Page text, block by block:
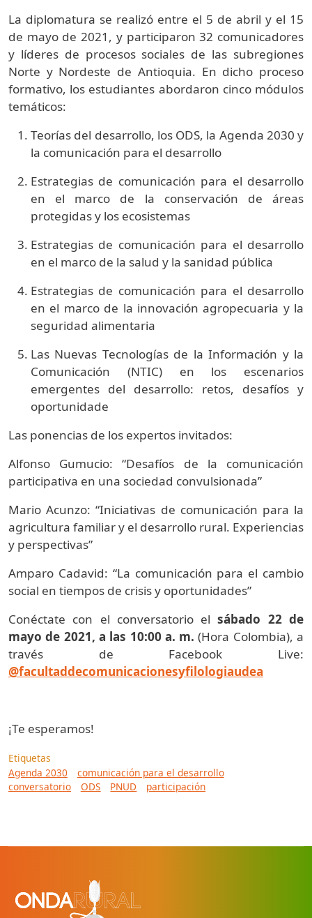
La diplomatura se realizó entre el 5 de abril y el 15
de mayo de 2021, y participaron 32 comunicadores
y líderes de procesos sociales de las subregiones
Norte y Nordeste de Antioquia. En dicho proceso
formativo, los estudiantes abordaron cinco módulos
temáticos:
Teorías del desarrollo, los ODS, la Agenda 2030 y
la comunicación para el desarrollo
Estrategias de comunicación para el desarrollo
en el marco de la conservación de áreas
protegidas y los ecosistemas
Estrategias de comunicación para el desarrollo
en el marco de la salud y la sanidad pública
Estrategias de comunicación para el desarrollo
en el marco de la innovación agropecuaria y la
seguridad alimentaria
Las Nuevas Tecnologías de la Información y la
Comunicación (NTIC) en los escenarios
emergentes del desarrollo: retos, desafíos y
oportunidade
Las ponencias de los expertos invitados:
Alfonso Gumucio: “Desafíos de la comunicación
participativa en una sociedad convulsionada”
Mario Acunzo: “Iniciativas de comunicación para la
agricultura familiar y el desarrollo rural. Experiencias
y perspectivas”
Amparo Cadavid: “La comunicación para el cambio
social en tiempos de crisis y oportunidades”
Conéctate con el conversatorio elsábado 22 de
mayo de 2021, a las 10:00 a. m.(Hora Colombia), a
través de Facebook Live:
@facultaddecomunicacionesyfilologiaudea
¡Te esperamos!
Etiquetas
Agenda 2030
comunicación para el desarrollo
conversatorio
ODS PNUD participación